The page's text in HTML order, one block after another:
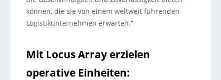
können, die sie von einem weltweit führenden
Logistikunternehmen erwarten.“
Mit Locus Array erzielen
operative Einheiten: